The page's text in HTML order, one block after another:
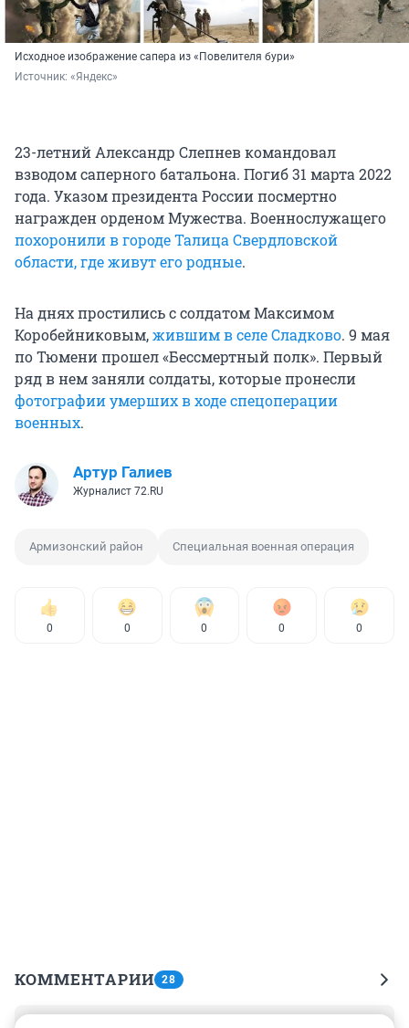
Исходное изображение сапера из «Повелителя бури»
Источник: «Яндекс»
23-летний Александр Слепнев командовал
взводом саперного батальона. Погиб 31 марта 2022
года. Указом президента России посмертно
награжден орденом Мужества. Военнослужащего
похоронили в городе Талица Свердловской
области, где живут его родные.
На днях простились с солдатом Максимом
Коробейниковым,жившим в селе Сладково. 9 мая
по Тюмени прошел «Бессмертный полк». Первый
ряд в нем заняли солдаты, которые пронесли
фотографии умерших в ходе спецоперации
военных.
Артур Галиев
Журналист 72.RU
Армизонский район Специальная военная операция
0 0 0 0 0
КОММЕНТАРИИ 28